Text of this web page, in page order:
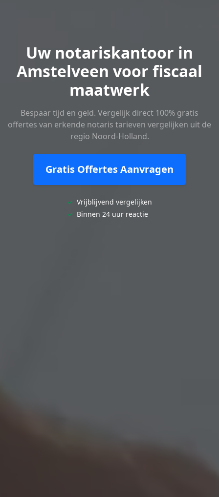
Uw notariskantoor in
Amstelveen voor fiscaal
maatwerk
Bespaar tijd en geld. Vergelijk direct 100% gratis
offertes van erkende notaris tarieven vergelijken uit de
regio Noord-Holland.
Gratis Offertes Aanvragen
✓ Vrijblijvend vergelijken
✓ Binnen 24 uur reactie